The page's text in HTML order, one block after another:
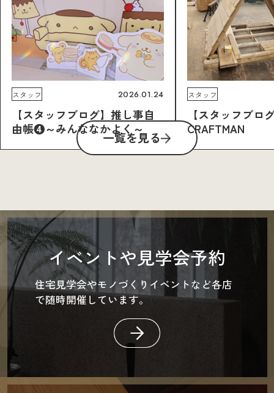
スタッフ 2026.01.24
【スタッフブログ】推し事自
由帳❹～みんななかよく～
スタッフ
【スタッフブロ
CRAFTMAN
一覧を見る
イベントや見学会予約
住宅見学会やモノづくりイベントなど各店
で随時開催しています。